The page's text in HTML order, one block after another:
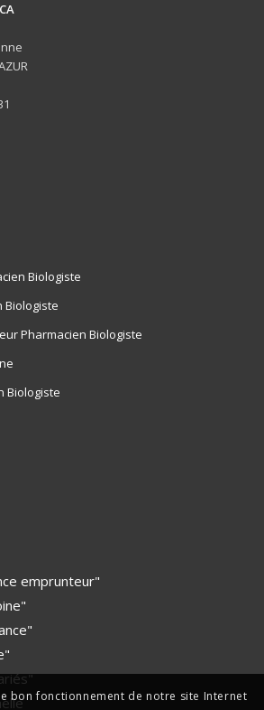
Biologiste
Biologiste
Pharmacien Biologiste
Biologiste
emprunteur"
bon fonctionnement de notre site Internet